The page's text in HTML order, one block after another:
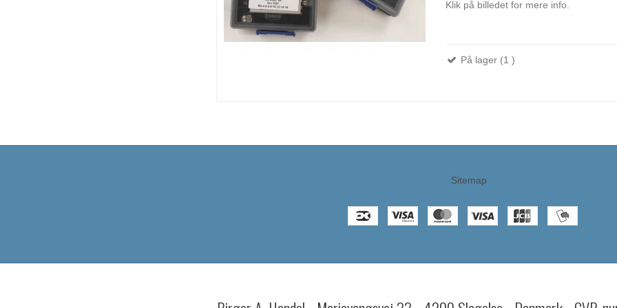
Klik på billedet for mere info.
På lager (1 )
Sitemap